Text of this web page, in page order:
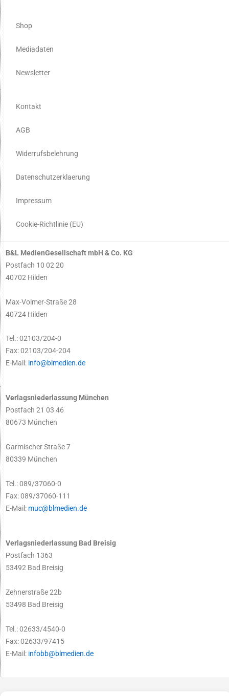
Shop
Mediadaten
Newsletter
Kontakt
AGB
Widerrufsbelehrung
Datenschutzerklaerung
Impressum
Cookie-Richtlinie (EU)
B&L MedienGesellschaft mbH & Co. KG
Postfach 10 02 20
40702 Hilden
Max-Volmer-Straße 28
40724 Hilden
Tel.: 02103/204-0
Fax: 02103/204-204
E-Mail: info@blmedien.de
Verlagsniederlassung München
Postfach 21 03 46
80673 München
Garmischer Straße 7
80339 München
Tel.: 089/37060-0
Fax: 089/37060-111
E-Mail: muc@blmedien.de
Verlagsniederlassung Bad Breisig
Postfach 1363
53492 Bad Breisig
Zehnerstraße 22b
53498 Bad Breisig
Tel.: 02633/4540-0
Fax: 02633/97415
E-Mail: infobb@blmedien.de